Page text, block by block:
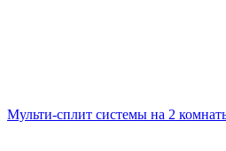
Мульти-сплит системы на 2